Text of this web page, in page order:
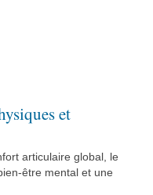
et
articulaire global, le
être mental et une